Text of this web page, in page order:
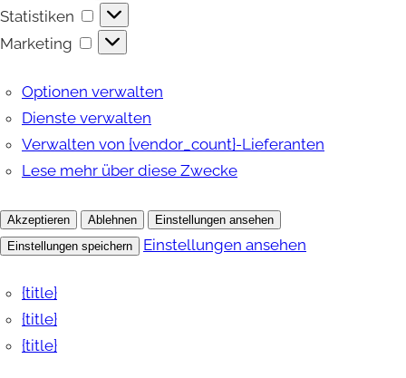
Statistiken
Statistiken
Marketing
Marketing
Optionen verwalten
Dienste verwalten
Verwalten von {vendor_count}-Lieferanten
Lese mehr über diese Zwecke
Akzeptieren Ablehnen
Einstellungen ansehen
Einstellungen speichern
Einstellungen ansehen
{title}
{title}
{title}